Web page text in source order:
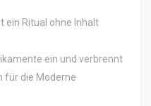
ein Ritual ohne Inhalt
ein und verbrennt
für die Moderne